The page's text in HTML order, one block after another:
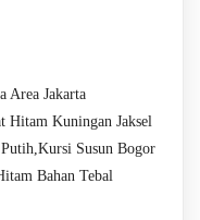
Area Jakarta
Hitam Kuningan Jaksel
Susun Bogor
Bahan Tebal